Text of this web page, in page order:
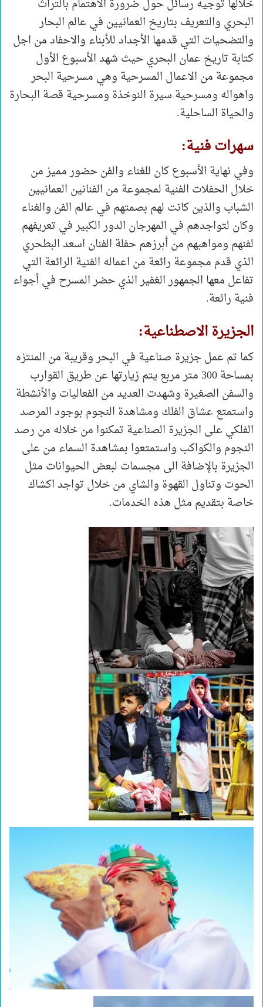
خلالها توجيه رسائل حول ضرورة الاهتمام بالتراث
البحري والتعريف بتاريخ العمانيين في عالم البحار
والتضحيات التي قدمها الأجداد للأبناء والاحفاد من اجل
كتابة تاريخ عمان البحري حيث شهد الأسبوع الأول
مجموعة من الاعمال المسرحية وهي مسرحية البحر
واهواله ومسرحية سيرة النوخذة ومسرحية قصة البحارة
والحياة الساحلية.
سهرات فنية:
وفي نهاية الأسبوع كان للغناء والفن حضور مميز من
خلال الحفلات الفنية لمجموعة من الفنانين العمانيين
الشباب والذين كانت لهم بصمتهم في عالم الفن والغناء
وكان لتواجدهم في المهرجان الدور الكبير في تعريفهم
لفنهم ومواهبهم من أبرزهم حفلة الفنان اسعد البطحري
الذي قدم مجموعة رائعة من اعماله الفنية الرائعة التي
تفاعل معها الجمهور الغفير الذي حضر المسرح في أجواء
فنية رائعة.
الجزيرة الاصطناعية:
كما تم عمل جزيرة صناعية في البحر وقريبة من المنتزه
بمساحة 300 متر مربع يتم زيارتها عن طريق القوارب
والسفن الصغيرة وشهدت العديد من الفعاليات والأنشطة
واستمتع عشاق الفلك ومشاهدة النجوم بوجود المرصد
الفلكي على الجزيرة الصناعية تمكنوا من خلاله من رصد
النجوم والكواكب واستمتعوا بمشاهدة السماء من على
الجزيرة بالإضافة الى مجسمات لبعض الحيوانات مثل
الحوت وتناول القهوة والشاي من خلال تواجد اكشاك
خاصة بتقديم مثل هذه الخدمات.